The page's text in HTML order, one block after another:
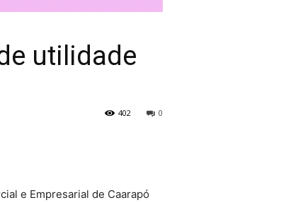
Olhar
utilidade
0
402
e Empresarial de Caarapó